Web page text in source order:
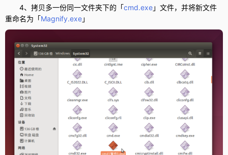
4、拷贝多一份同一文件夹下的「cmd.exe」文件，并将新文件
重命名为「 Magnify.exe」